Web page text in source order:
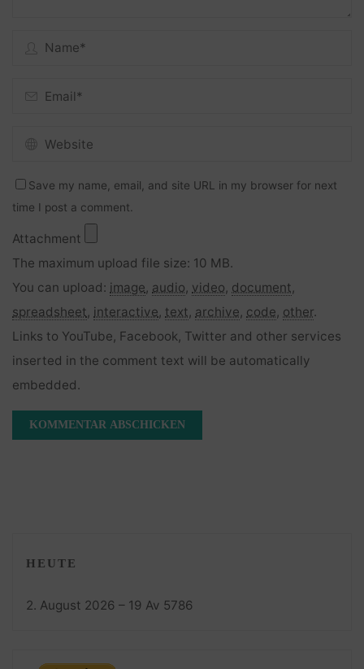
Save my name, email, and site URL in my browser for next
time I post a comment.
Attachment
The maximum upload file size: 10 MB.
You can upload: image, audio, video, document,
spreadsheet, interactive, text, archive, code, other.
Links to YouTube, Facebook, Twitter and other services
inserted in the comment text will be automatically
embedded.
HEUTE
2. August 2026 – 19 Av 5786